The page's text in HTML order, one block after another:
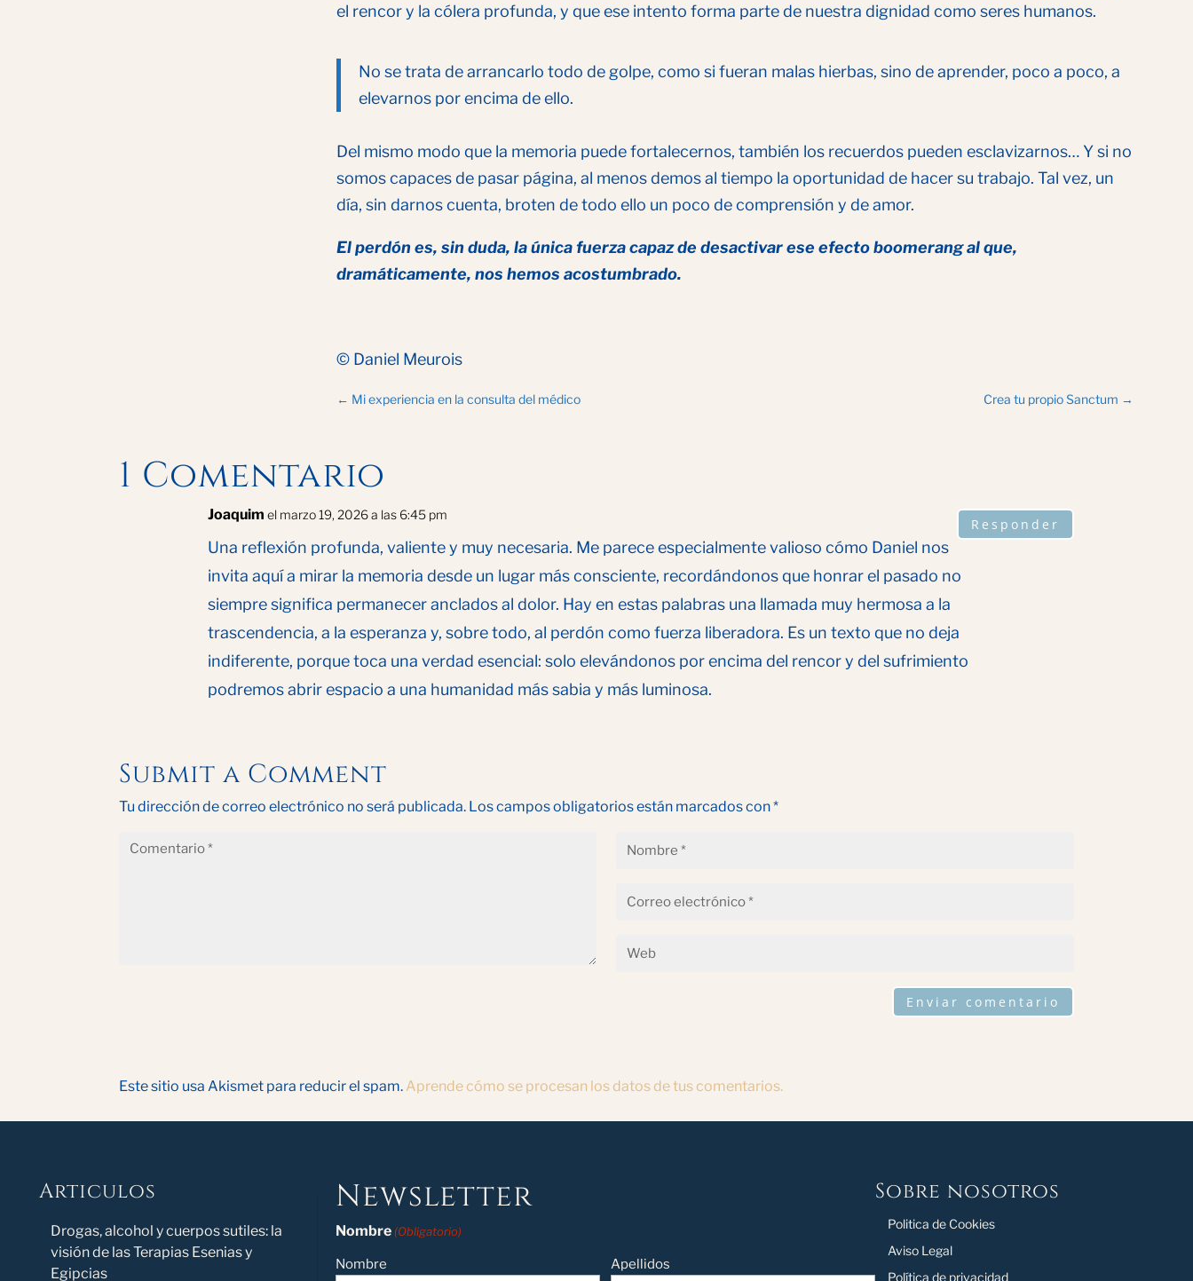
el rencor y la cólera profunda, y que ese intento forma parte de nuestra dignidad como seres humanos.
No se trata de arrancarlo todo de golpe, como si fueran malas hierbas, sino de aprender, poco a poco, a
elevarnos por encima de ello.
Del mismo modo que la memoria puede fortalecernos, también los recuerdos pueden esclavizarnos… Y si no
somos capaces de pasar página, al menos demos al tiempo la oportunidad de hacer su trabajo. Tal vez, un
día, sin darnos cuenta, broten de todo ello un poco de comprensión y de amor.
El perdón es, sin duda, la única fuerza capaz de desactivar ese efecto boomerang al que,
dramáticamente, nos hemos acostumbrado.
© Daniel Meurois
← Mi experiencia en la consulta del médico Crea tu propio Sanctum →
1 Comentario
Joaquim el marzo 19, 2026 a las 6:45 pm
Una reflexión profunda, valiente y muy necesaria. Me parece especialmente valioso cómo Daniel nos
invita aquí a mirar la memoria desde un lugar más consciente, recordándonos que honrar el pasado no
siempre significa permanecer anclados al dolor. Hay en estas palabras una llamada muy hermosa a la
trascendencia, a la esperanza y, sobre todo, al perdón como fuerza liberadora. Es un texto que no deja
indiferente, porque toca una verdad esencial: solo elevándonos por encima del rencor y del sufrimiento
podremos abrir espacio a una humanidad más sabia y más luminosa.
Responder
Submit a Comment
Tu dirección de correo electrónico no será publicada. Los campos obligatorios están marcados con*
Enviar comentario
Este sitio usa Akismet para reducir el spam. Aprende cómo se procesan los datos de tus comentarios.
Articulos
Novedad
Drogas, alcohol y cuerpos sutiles: la
visión de las Terapias Esenias y
Egipcias
Newsletter
Nombre (Obligatorio)
Nombre Apellidos
Sobre nosotros
Politica de Cookies
Aviso Legal
Política de privacidad